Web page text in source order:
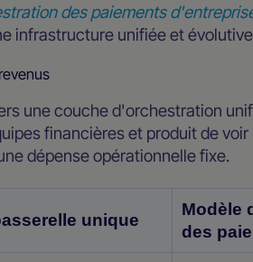
des paiements
infrastructure unifiée et
une couche d'orchestration
financières et produit de
dépense opérationnelle fixe.
unique
Modèle
des